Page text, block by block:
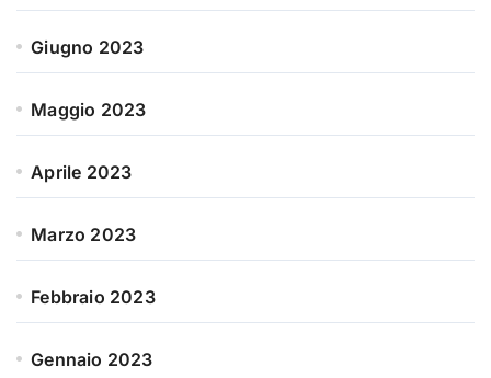
Giugno 2023
Maggio 2023
Aprile 2023
Marzo 2023
Febbraio 2023
Gennaio 2023